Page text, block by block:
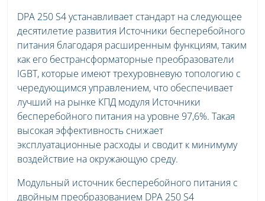
DPA 250 S4 устанавливает стандарт на следующее
десятилетие развития Источники бесперебойного
питания благодаря расширенным функциям, таким
как его бестрансформаторные преобразователи
IGBT, которые имеют трехуровневую топологию с
чередующимся управлением, что обеспечивает
лучший на рынке КПД модуля Источники
бесперебойного питания на уровне 97,6%. Такая
высокая эффективность снижает
эксплуатационные расходы и сводит к минимуму
воздействие на окружающую среду.
Модульный источник бесперебойного питания с
двойным преобразованием DPA 250 S4